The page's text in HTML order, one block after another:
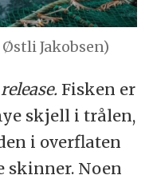
Jakobsen)
Fisken er
skjell i trålen,
i overflaten
skinner. Noen